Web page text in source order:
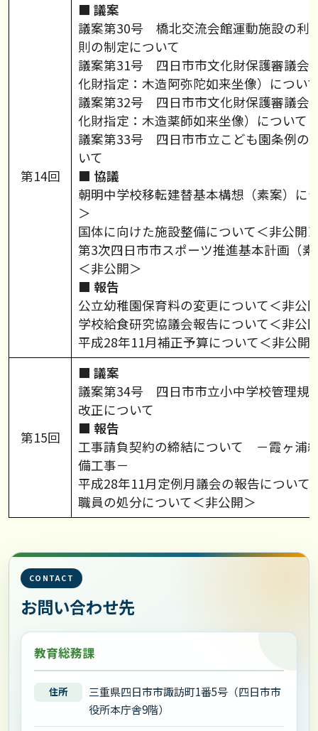
第14回
■ 議案
議案第30号 橋北交流会館運動施設の利
則の制定について
議案第31号 四日市市文化財保護審議会
化財指定：木造阿弥陀如来坐像）につい
議案第32号 四日市市文化財保護審議会
化財指定：木造薬師如来坐像）について
議案第33号 四日市市立こども園条例の
いて
■ 協議
朝明中学校移転建替基本構想（素案）に
＞
国体に向けた施設整備について＜非公開
第3次四日市市スポーツ推進基本計画（
＜非公開＞
■ 報告
公立幼稚園保育料の変更について＜非公
学校給食研究協議会報告について＜非公
平成28年11月補正予算について＜非公開
第15回
■ 議案
議案第34号 四日市市立小中学校管理規
改正について
■ 報告
工事請負契約の締結について －霞ヶ浦
備工事－
平成28年11月定例月議会の報告について
職員の処分について＜非公開＞
CONTACT
お問い合わせ先
教育総務課
住所
三重県四日市市諏訪町1番5号（四日市市
役所本庁舎9階）